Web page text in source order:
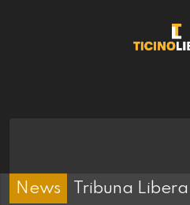
News Tribuna Libera